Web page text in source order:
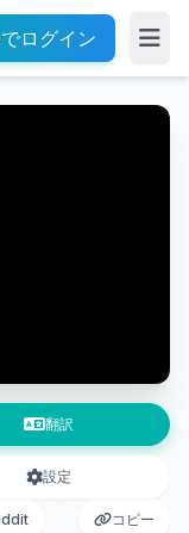
ログイン
翻訳
設定
コピー